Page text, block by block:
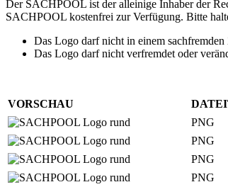
Der SACHPOOL ist der alleinige Inhaber der
SACHPOOL kostenfrei zur Verfügung. Bitte
Das Logo darf nicht in einem sachfremden
Das Logo darf nicht verfremdet oder
VORSCHAU
PNG
PNG
PNG
PNG